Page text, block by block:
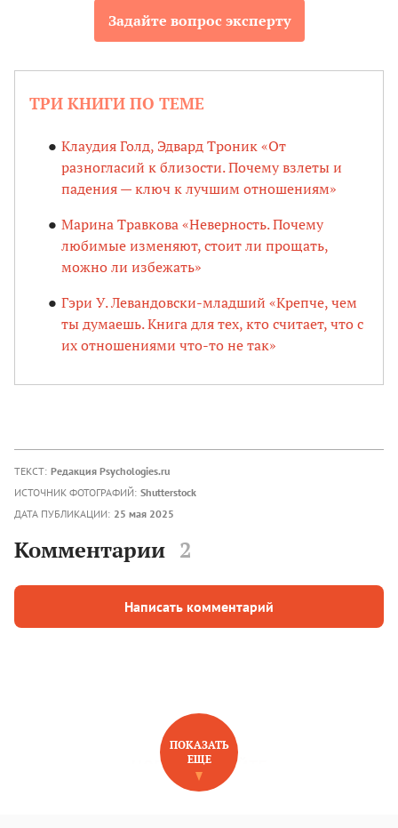
Задайте вопрос эксперту
ТРИ КНИГИ ПО ТЕМЕ
Клаудия Голд, Эдвард Троник «От
разногласий к близости. Почему взлеты и
падения — ключ к лучшим отношениям»
Марина Травкова «Неверность. Почему
любимые изменяют, стоит ли прощать,
можно ли избежать»
Гэри У. Левандовски-младший «Крепче, чем
ты думаешь. Книга для тех, кто считает, что с
их отношениями что-то не так»
ТЕКСТ: Редакция Psychologies.ru
ИСТОЧНИК ФОТОГРАФИЙ: Shutterstock
ДАТА ПУБЛИКАЦИИ: 25 мая 2025
Комментарии 2
Написать комментарий
НОВОЕ НА САЙТЕ
ПОКАЗАТЬ
ЕЩЕ